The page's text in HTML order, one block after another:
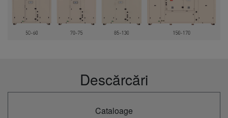
Descărcări
Cataloage